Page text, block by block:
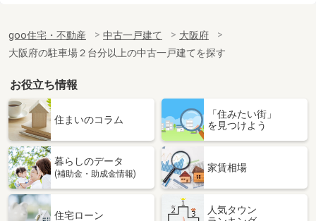
住 所
大阪府泉南郡熊取町久保２丁目
建物面積 95.22m²
大阪府和泉市葛の葉町１
4,780万円
住 所
大阪府和泉市葛の葉町１
建物面積
88.59m²
土地面積 111.93m²
大阪府寝屋川市河北中町
goo住宅・不動産 中古一戸建て
大阪府
大阪府の駐車場２台分以上の中古一戸建てを探す
お役立ち情報
住まいのコラム
「住みたい街」
を見つけよう
暮らしのデータ
(補助金・助成金情報)
家賃相場
住宅ローン
人気タウン